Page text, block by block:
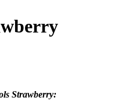
Strawberry: